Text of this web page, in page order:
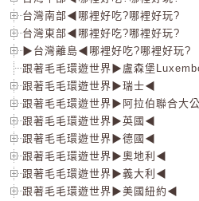
台灣南部◀哪裡好吃?哪裡好玩?
台灣東部◀哪裡好吃?哪裡好玩?
▶台灣離島◀哪裡好吃?哪裡好玩?
跟著毛毛環遊世界▶盧森堡
跟著毛毛環遊世界▶瑞士◀
跟著毛毛環遊世界▶阿拉伯聯合大
跟著毛毛環遊世界▶英國◀
跟著毛毛環遊世界▶德國◀
跟著毛毛環遊世界▶奧地利◀
跟著毛毛環遊世界▶義大利◀
跟著毛毛環遊世界▶美國紐約◀